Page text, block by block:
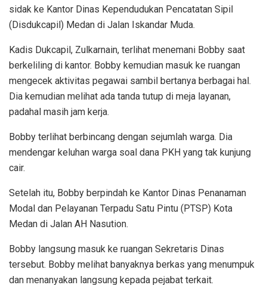
sidak ke Kantor Dinas Kependudukan Pencatatan Sipil
(Disdukcapil) Medan di Jalan Iskandar Muda.
Kadis Dukcapil, Zulkarnain, terlihat menemani Bobby saat
berkeliling di kantor. Bobby kemudian masuk ke ruangan
mengecek aktivitas pegawai sambil bertanya berbagai hal.
Dia kemudian melihat ada tanda tutup di meja layanan,
padahal masih jam kerja.
Bobby terlihat berbincang dengan sejumlah warga. Dia
mendengar keluhan warga soal dana PKH yang tak kunjung
cair.
Setelah itu, Bobby berpindah ke Kantor Dinas Penanaman
Modal dan Pelayanan Terpadu Satu Pintu (PTSP) Kota
Medan di Jalan AH Nasution.
Bobby langsung masuk ke ruangan Sekretaris Dinas
tersebut. Bobby melihat banyaknya berkas yang menumpuk
dan menanyakan langsung kepada pejabat terkait.